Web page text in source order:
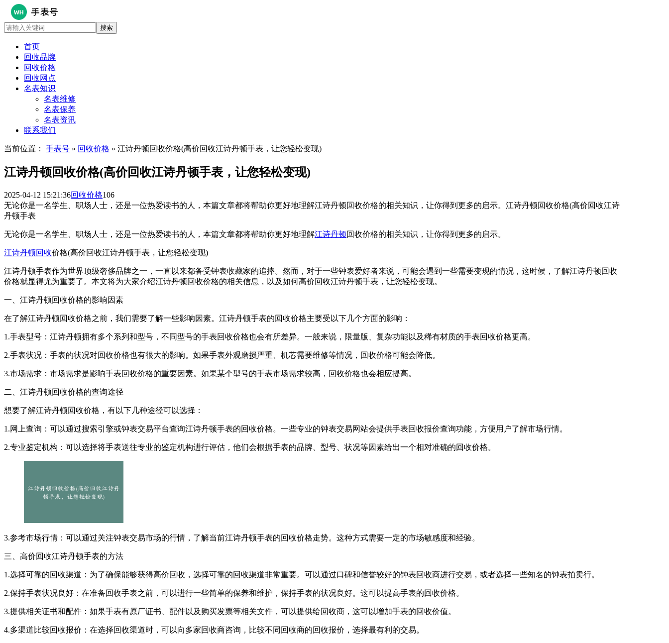
首页
回收品牌
回收价格
回收网点
名表知识
名表维修
名表保养
名表资讯
联系我们
当前位置： 手表号 » 回收价格 » 江诗丹顿回收价格(高价回收江诗丹顿手表，让您轻松变现)
江诗丹顿回收价格(高价回收江诗丹顿手表，让您轻松变现)
2025-04-12 15:21:36回收价格106
无论你是一名学生、职场人士，还是一位热爱读书的人，本篇文章都将帮助你更好地理解江诗丹顿回收价格的相关知识，让你得到更多的启示。江诗丹顿回收价格(高价回收江诗
丹顿手表
无论你是一名学生、职场人士，还是一位热爱读书的人，本篇文章都将帮助你更好地理解江诗丹顿回收价格的相关知识，让你得到更多的启示。
江诗丹顿回收价格(高价回收江诗丹顿手表，让您轻松变现)
江诗丹顿手表作为世界顶级奢侈品牌之一，一直以来都备受钟表收藏家的追捧。然而，对于一些钟表爱好者来说，可能会遇到一些需要变现的情况，这时候，了解江诗丹顿回收
价格就显得尤为重要了。本文将为大家介绍江诗丹顿回收价格的相关信息，以及如何高价回收江诗丹顿手表，让您轻松变现。
一、江诗丹顿回收价格的影响因素
在了解江诗丹顿回收价格之前，我们需要了解一些影响因素。江诗丹顿手表的回收价格主要受以下几个方面的影响：
1.手表型号：江诗丹顿拥有多个系列和型号，不同型号的手表回收价格也会有所差异。一般来说，限量版、复杂功能以及稀有材质的手表回收价格更高。
2.手表状况：手表的状况对回收价格也有很大的影响。如果手表外观磨损严重、机芯需要维修等情况，回收价格可能会降低。
3.市场需求：市场需求是影响手表回收价格的重要因素。如果某个型号的手表市场需求较高，回收价格也会相应提高。
二、江诗丹顿回收价格的查询途径
想要了解江诗丹顿回收价格，有以下几种途径可以选择：
1.网上查询：可以通过搜索引擎或钟表交易平台查询江诗丹顿手表的回收价格。一些专业的钟表交易网站会提供手表回收报价查询功能，方便用户了解市场行情。
2.专业鉴定机构：可以选择将手表送往专业的鉴定机构进行评估，他们会根据手表的品牌、型号、状况等因素给出一个相对准确的回收价格。
3.参考市场行情：可以通过关注钟表交易市场的行情，了解当前江诗丹顿手表的回收价格走势。这种方式需要一定的市场敏感度和经验。
三、高价回收江诗丹顿手表的方法
1.选择可靠的回收渠道：为了确保能够获得高价回收，选择可靠的回收渠道非常重要。可以通过口碑和信誉较好的钟表回收商进行交易，或者选择一些知名的钟表拍卖行。
2.保持手表状况良好：在准备回收手表之前，可以进行一些简单的保养和维护，保持手表的状况良好。这可以提高手表的回收价格。
3.提供相关证书和配件：如果手表有原厂证书、配件以及购买发票等相关文件，可以提供给回收商，这可以增加手表的回收价值。
4.多渠道比较回收报价：在选择回收渠道时，可以向多家回收商咨询，比较不同回收商的回收报价，选择最有利的交易。